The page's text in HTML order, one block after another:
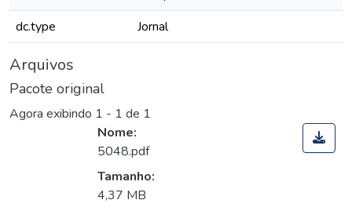
dc.type
Jornal
Arquivos
Pacote original
Agora exibindo 1 - 1 de 1
Nome:
5048.pdf
Tamanho:
4,37 MB